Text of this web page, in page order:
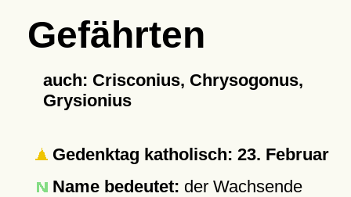
Gefährten
auch: Crisconius, Chrysogonus,
Grysionius
Gedenktag katholisch: 23. Februar
Name bedeutet: der Wachsende